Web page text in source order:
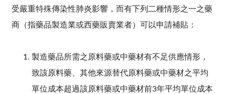
受嚴重特殊傳染性肺炎影響，而有下列二種情形之一之藥
商（指藥品製造業或西藥販賣業者）可以申請補貼：
製造藥品所需之原料藥或中藥材有不足供應情形，
致該原料藥、其他來源替代原料藥或中藥材之平均
單位成本超過該原料藥或中藥材前3年平均單位成本